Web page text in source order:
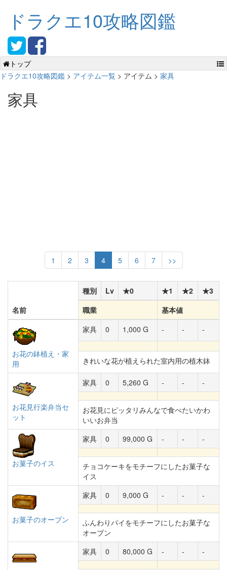
ドラクエ10攻略図鑑
トップ
ドラクエ10攻略図鑑 > アイテム一覧 > アイテム > 家具
家具
1 2 3 4 5 6 7 >>
名前
種別 Lv ★0 ★1 ★2
★3
職業
基本値
お花の鉢植え・家
用
家具 0 1,000 G - - -
きれいな花が植えられた室内用の植木鉢
お花見行楽弁当セ
ット
家具 0 5,260 G - - -
お花見にピッタリみんなで食べたいかわ
いいお弁当
お菓子のイス
家具 0 99,000 G - - -
チョコケーキをモチーフにしたお菓子な
イス
お菓子のオーブン
家具 0 9,000 G - - -
ふんわりパイをモチーフにしたお菓子な
オーブン
家具 0 80,000 G - - -